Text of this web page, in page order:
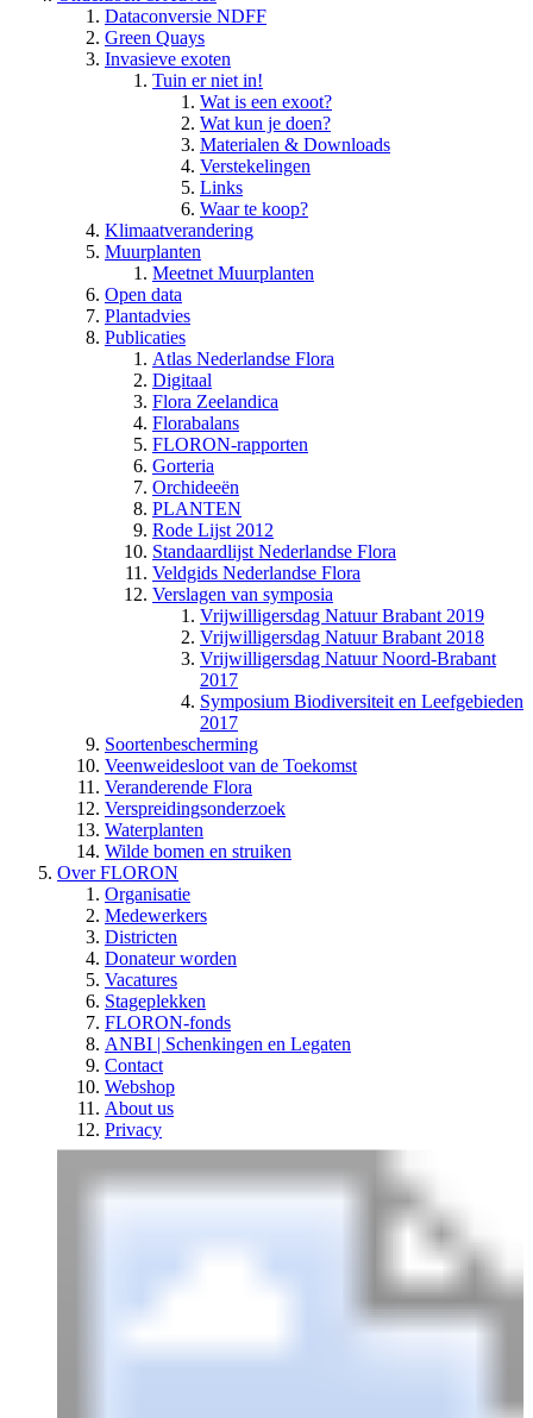
Dataconversie NDFF
Green Quays
Invasieve exoten
Tuin er niet in!
Wat is een exoot?
Wat kun je doen?
Materialen & Downloads
Verstekelingen
Links
Waar te koop?
Klimaatverandering
Muurplanten
Meetnet Muurplanten
Open data
Plantadvies
Publicaties
Atlas Nederlandse Flora
Digitaal
Flora Zeelandica
Florabalans
FLORON-rapporten
Gorteria
Orchideeën
PLANTEN
Rode Lijst 2012
Standaardlijst Nederlandse Flora
Veldgids Nederlandse Flora
Verslagen van symposia
Vrijwilligersdag Natuur Brabant 2019
Vrijwilligersdag Natuur Brabant 2018
Vrijwilligersdag Natuur Noord-Brabant
2017
Symposium Biodiversiteit en Leefgebieden
2017
Soortenbescherming
Veenweidesloot van de Toekomst
Veranderende Flora
Verspreidingsonderzoek
Waterplanten
Wilde bomen en struiken
Over FLORON
Organisatie
Medewerkers
Districten
Donateur worden
Vacatures
Stageplekken
FLORON-fonds
ANBI | Schenkingen en Legaten
Contact
Webshop
About us
Privacy